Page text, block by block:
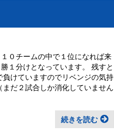
０チームの中で１位になれば来
１分けとなっています。 残すと
けていますのでリベンジの気持
だ２試合しか消化していません
続きを読む